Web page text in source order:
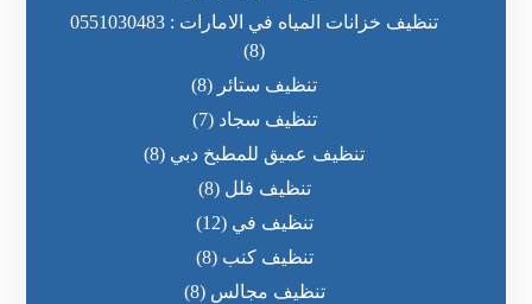
تنظيف خزانات المياه في الامارات : 0551030483
(8)
تنظيف ستائر (8)
تنظيف سجاد (7)
تنظيف عميق للمطبخ دبي (8)
تنظيف فلل (8)
تنظيف في (12)
تنظيف كنب (8)
تنظيف مجالس (8)